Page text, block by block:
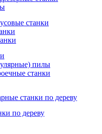
станки
пилы
станки
станки по дереву
по дереву